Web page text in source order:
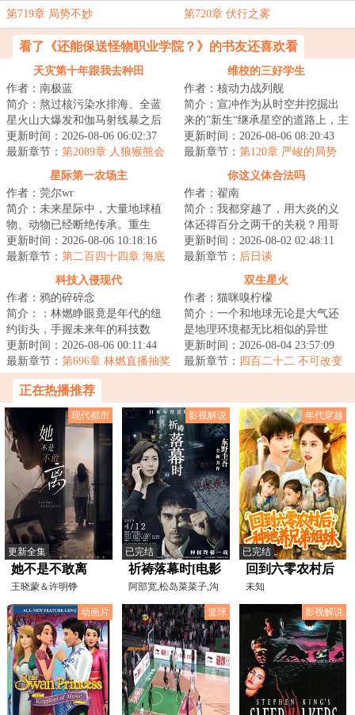
第719章 局势不妙 第720章 伏行之雾
看了《还能保送怪物职业学院？》的书友还喜欢看
天灾第十年跟我去种田
作者：南极蓝
简介：熬过核污染水排海、全蓝
星火山大爆发和伽马射线暴之后
的天灾第十年，夏青昂首挺胸走
出安全区。谁都...
更新时间：2026-08-06 06:02:37
最新章节： 第2089章 人狼猴熊会
维校的三好学生
作者：核动力战列舰
简介：宣冲作为从时空井挖掘出
来的”新生“继承星空的道路上，主
打一个自信。功课能做得好，炮
火顶得住，...
更新时间：2026-08-06 08:20:43
最新章节： 第120章 严峻的局势
星际第一农场主
作者：莞尔wr
简介：未来星际中，大量地球植
物、动物已经断绝传承。重生
后，关遗珠从继承一颗荒废星球
开始，让断绝的地...
更新时间：2026-08-06 10:18:16
最新章节： 第二百四十四章 海底
你这义体合法吗
作者：翟南
简介：我都穿越了，用大炎的义
体还得百分之两千的关税？用哥
联义体我还没医保？无线上网还
tm的得交专利费...
更新时间：2026-08-02 02:48:11
最新章节： 后日谈
科技入侵现代
作者：鸦的碎碎念
简介：：林燃睁眼竟是年代的纽
约街头，手握未来年的科技数
据，却成了没有身份的“黑户”。他
不得不用一篇...
更新时间：2026-08-06 00:11:44
最新章节： 第696章 林燃直播抽奖
双生星火
作者：猫咪嗅柠檬
简介：一个和地球无论是大气还
是地理环境都无比相似的异世
界，一个发展出称霸星系的科技
却依然停留在前现...
更新时间：2026-08-04 23:57:09
最新章节： 四百二十二 不可改变
正在热播推荐
现代都市
更新全集
她不是不敢离
王晓蒙＆许明铮
影视解说
已完结
祈祷落幕时[电影
解说]
阿部宽,松岛菜菜子,沟
端淳平,田中丽奈
年代穿越
已完结
回到六零农村后
种地养兄弟姐妹
未知
动画片 篮球 影视解说